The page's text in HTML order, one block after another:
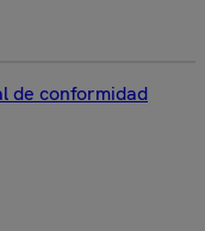
de conformidad